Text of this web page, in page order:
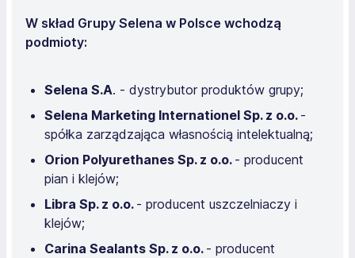
W skład Grupy Selena w Polsce wchodzą
podmioty:
Selena S.A. - dystrybutor produktów grupy;
Selena Marketing Internationel Sp. z o.o. -
spółka zarządzająca własnością intelektualną;
Orion Polyurethanes Sp. z o.o. - producent
pian i klejów;
Libra Sp. z o.o. - producent uszczelniaczy i
klejów;
Carina Sealants Sp. z o.o. - producent